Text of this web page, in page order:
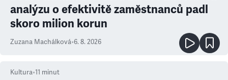
analýzu o efektivitě zaměstnanců padl
skoro milion korun
Zuzana Machálková•6. 8. 2026
Kultura•11 minut